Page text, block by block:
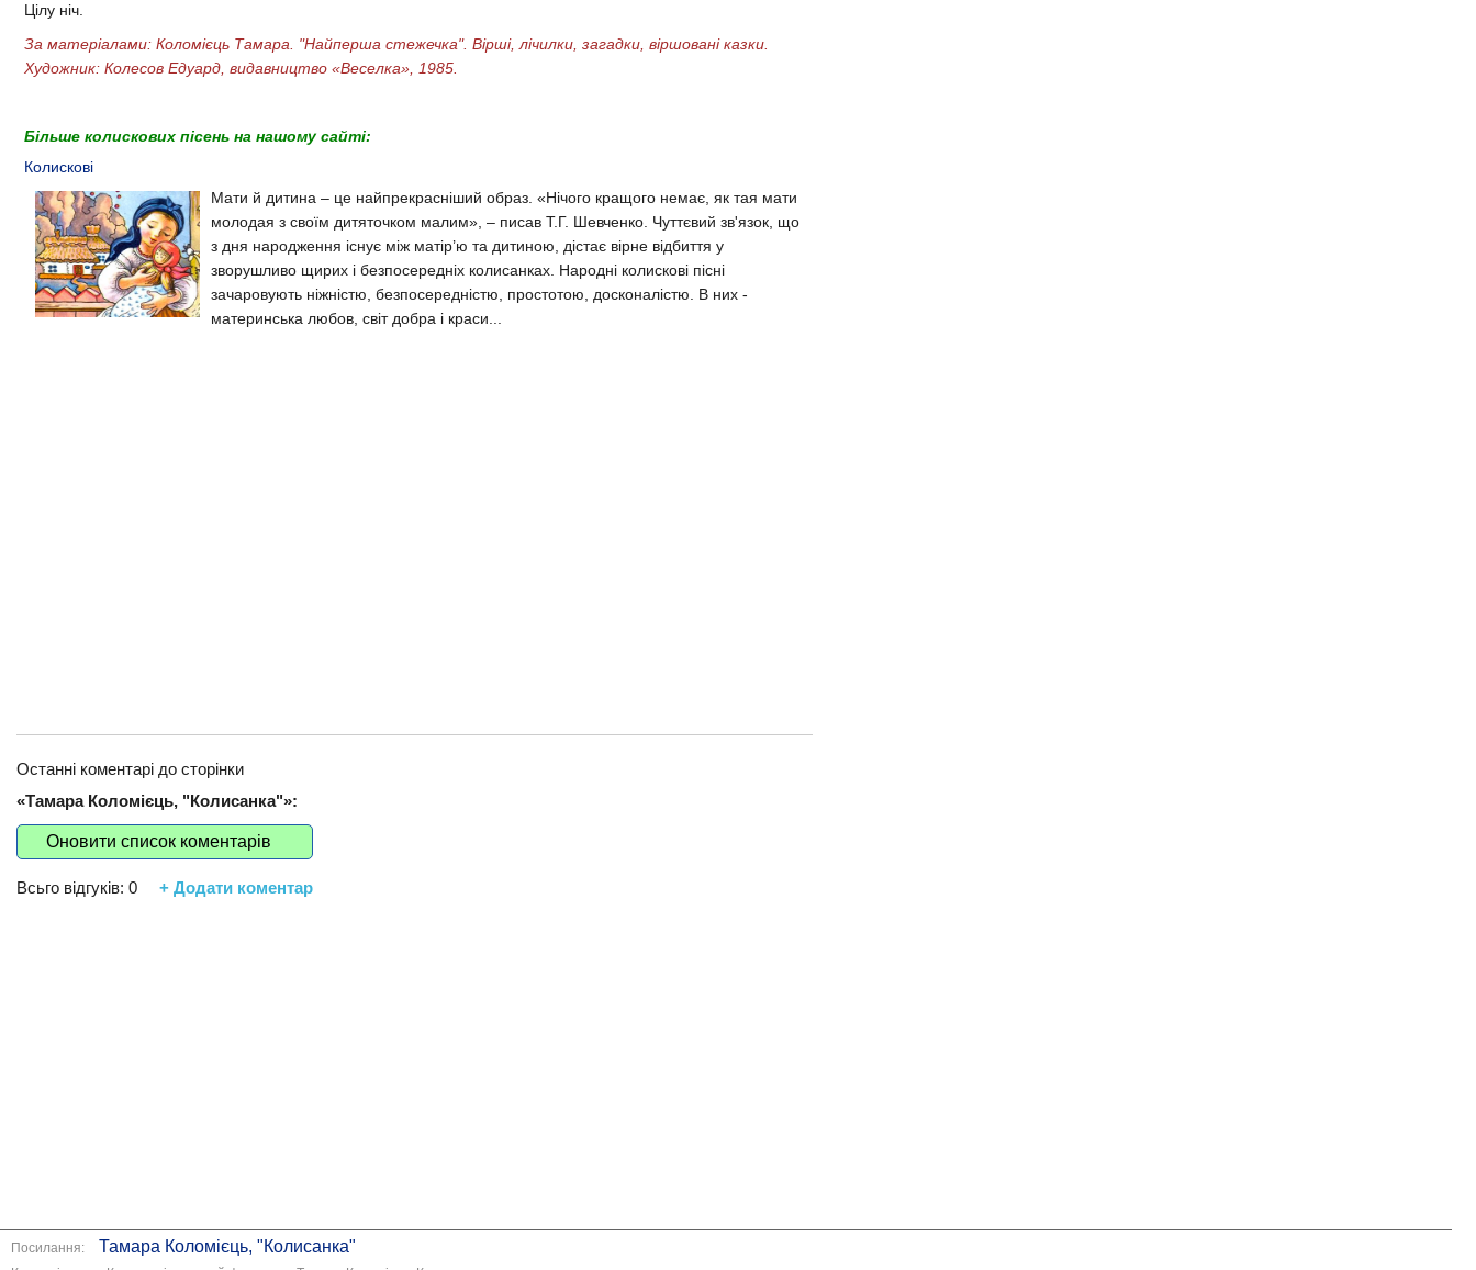
Цілу ніч.
За матеріалами: Коломієць Тамара. "Найперша стежечка". Вірші, лічилки, загадки, віршовані казки.
Художник: Колесов Едуард, видавництво «Веселка», 1985.
Більше колискових пісень на нашому сайті:
Колискові
Мати й дитина – це найпрекрасніший образ. «Нічого кращого немає, як тая мати
молодая з своїм дитяточком малим», – писав Т.Г. Шевченко. Чуттєвий зв'язок, що
з дня народження існує між матір’ю та дитиною, дістає вірне відбиття у
зворушливо щирих і безпосередніх колисанках. Народні колискові пісні
зачаровують ніжністю, безпосередністю, простотою, досконалістю. В них -
материнська любов, світ добра і краси...
Останні коментарі до сторінки
«Тамара Коломієць, "Колисанка"»:
Оновити список коментарів
Всьго відгуків: 0 + Додати коментар
Посилання: Тамара Коломієць, "Колисанка"